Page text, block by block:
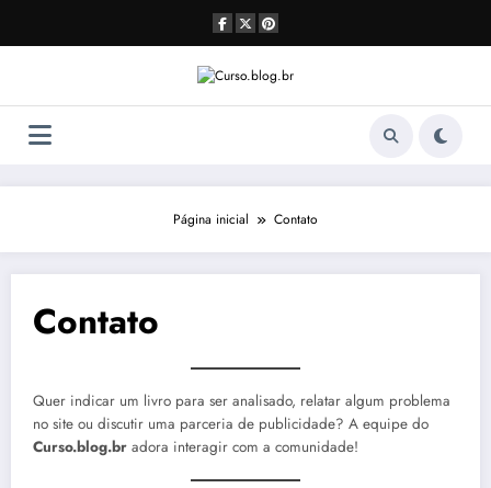
o
Página inicial Contato
Contato
Quer indicar um livro para ser analisado, relatar algum problema
no site ou discutir uma parceria de publicidade? A equipe do
Curso.blog.br adora interagir com a comunidade!